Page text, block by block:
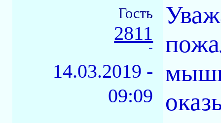
Гость
2811
-
14.03.2019 -
09:09